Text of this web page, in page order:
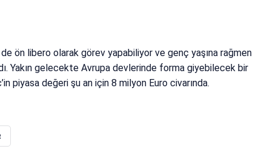
ön libero olarak görev yapabiliyor ve genç yaşına rağmen
Yakın gelecekte Avrupa devlerinde forma giyebilecek bir
piyasa değeri şu an için 8 milyon Euro civarında.